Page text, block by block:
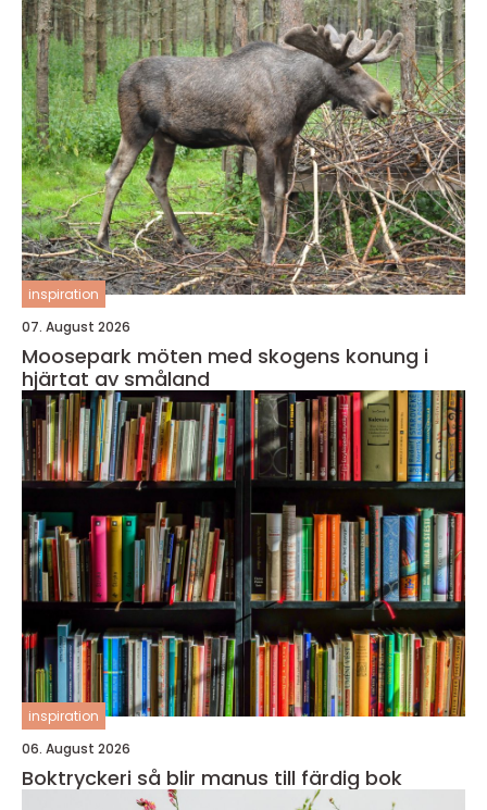
inspiration
07. August 2026
Moosepark möten med skogens konung i
hjärtat av småland
inspiration
06. August 2026
Boktryckeri så blir manus till färdig bok